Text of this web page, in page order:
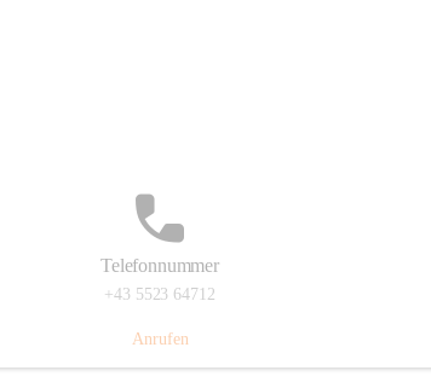
Telefonnummer
+43 5523 64712
Anrufen